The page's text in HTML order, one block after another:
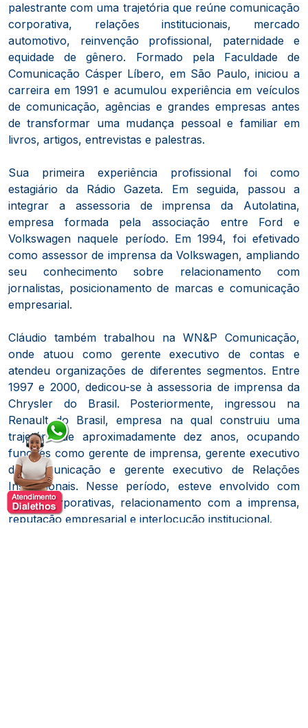
palestrante com uma trajetória que reúne comunicação
corporativa, relações institucionais, mercado
automotivo, reinvenção profissional, paternidade e
equidade de gênero. Formado pela Faculdade de
Comunicação Cásper Líbero, em São Paulo, iniciou a
carreira em 1991 e acumulou experiência em veículos
de comunicação, agências e grandes empresas antes
de transformar uma mudança pessoal e familiar em
livros, artigos, entrevistas e palestras.
Sua primeira experiência profissional foi como
estagiário da Rádio Gazeta. Em seguida, passou a
integrar a assessoria de imprensa da Autolatina,
empresa formada pela associação entre Ford e
Volkswagen naquele período. Em 1994, foi efetivado
como assessor de imprensa da Volkswagen, ampliando
seu conhecimento sobre relacionamento com
jornalistas, posicionamento de marcas e comunicação
empresarial.
Cláudio também trabalhou na WN&P Comunicação,
onde atuou como gerente executivo de contas e
atendeu organizações de diferentes segmentos. Entre
1997 e 2000, dedicou-se à assessoria de imprensa da
Chrysler do Brasil. Posteriormente, ingressou na
Renault do Brasil, empresa na qual construiu uma
trajetória de aproximadamente dez anos, ocupando
funções como gerente de imprensa, gerente executivo
de Comunicação e gerente executivo de Relações
Institucionais. Nesse período, esteve envolvido com
ações corporativas, relacionamento com a imprensa,
reputação empresarial e interlocução institucional.